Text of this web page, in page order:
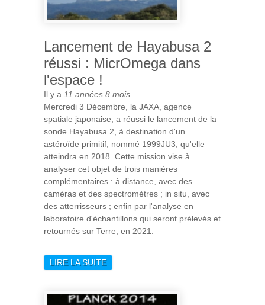
Lancement de Hayabusa 2
réussi : MicrOmega dans
l'espace !
Il y a 11 années 8 mois
Mercredi 3 Décembre, la JAXA, agence
spatiale japonaise, a réussi le lancement de la
sonde Hayabusa 2, à destination d'un
astéroïde primitif, nommé 1999JU3, qu'elle
atteindra en 2018. Cette mission vise à
analyser cet objet de trois manières
complémentaires : à distance, avec des
caméras et des spectromètres ; in situ, avec
des atterrisseurs ; enfin par l'analyse en
laboratoire d'échantillons qui seront prélevés et
retournés sur Terre, en 2021.
LIRE LA SUITEDE LANCEMENT DE
MICROMEGA DANS
L'ESPACE !